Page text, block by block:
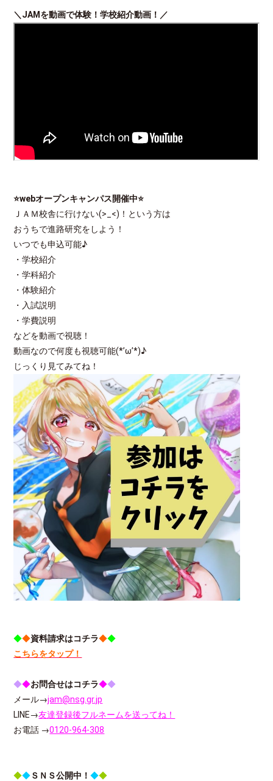
＼JAMを動画で体験！学校紹介動画！／
⭐webオープンキャンパス開催中⭐
ＪＡＭ校舎に行けない(>_<)！という方は
おうちで進路研究をしよう！
いつでも申込可能♪
・学校紹介
・学科紹介
・体験紹介
・入試説明
・学費説明
などを動画で視聴！
動画なので何度も視聴可能(*’ω’*)♪
じっくり見てみてね！
◆◆資料請求はコチラ◆◆
こちらをタップ！
◆◆お問合せはコチラ◆◆
メール→jam@nsg.gr.jp
LINE→友達登録後フルネームを送ってね！
お電話 →0120-964-308
◆◆ＳＮＳ公開中！◆◆